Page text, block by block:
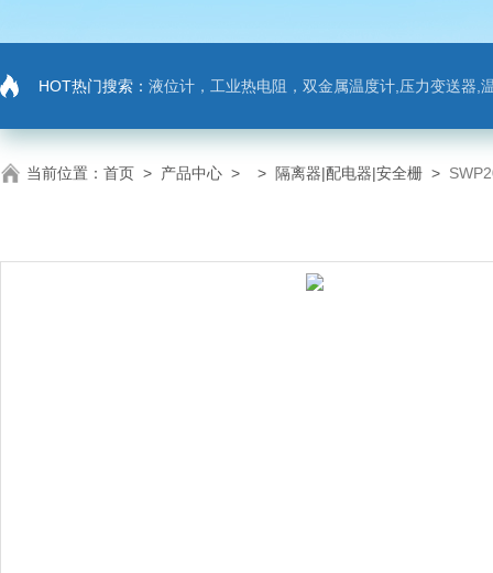
HOT热门搜索： 液位计，工业热电阻，双金属温度计,压力变送器,
当前位置： 首页 > 产品中心 > > 隔离器|配电器|安全栅 >